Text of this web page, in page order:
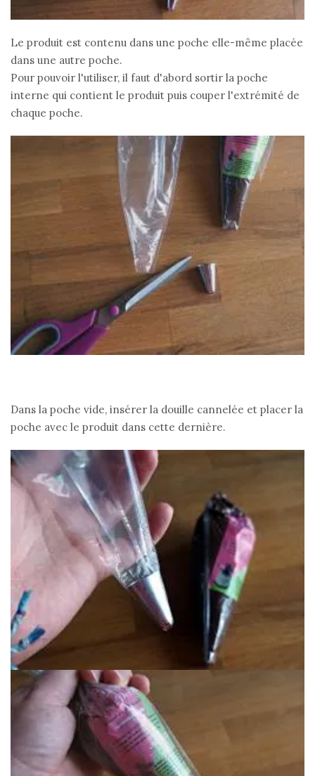
Le produit est contenu dans une poche elle-même placée
dans une autre poche.
Pour pouvoir l'utiliser, il faut d'abord sortir la poche
interne qui contient le produit puis couper l'extrémité de
chaque poche.
Dans la poche vide, insérer la douille cannelée et placer la
poche avec le produit dans cette dernière.